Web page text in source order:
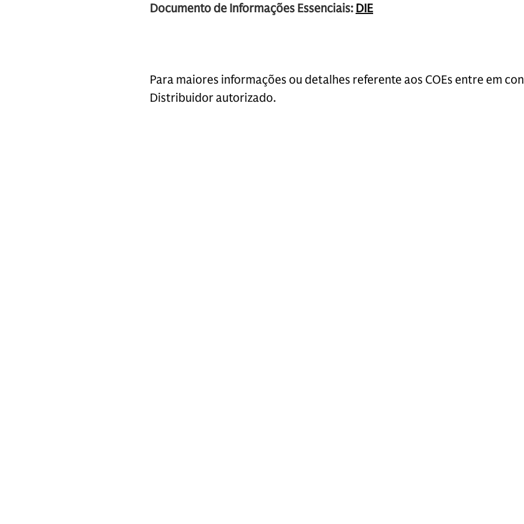
Documento de Informações Essenciais: DIE
Para maiores informações ou detalhes referente aos COEs entre em
Distribuidor autorizado.